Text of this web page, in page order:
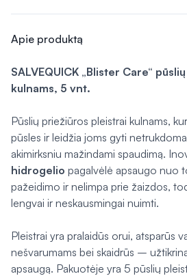
Apie produktą
SALVEQUICK „Blister Care“
kulnams, 5 vnt.
Pūslių priežiūros pleistrai kulnams,
pūsles ir leidžia joms gyti
akimirksniu mažindami spaudimą.
hidrogelio pagalvėlė apsaugo nuo
pažeidimo ir nelimpa prie žaizdos,
lengvai ir neskausmingai nuimti.
Pleistrai yra pralaidūs orui, atsparūs
nešvarumams bei skaidrūs –
apsaugą. Pakuotėje yra 5 pūslių